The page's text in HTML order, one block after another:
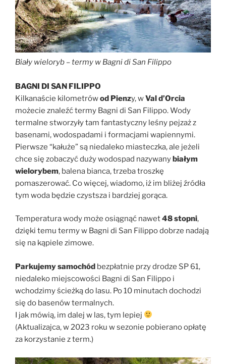
Biały wieloryb – termy w Bagni di San Filippo
BAGNI DI SAN FILIPPO
Kilkanaście kilometrówod Pienzy, wVal d’Orcia
możecie znaleźć termy Bagni di San Filippo. Wody
termalne stworzyły tam fantastyczny leśny pejzaż z
basenami, wodospadami i formacjami wapiennymi.
Pierwsze “kałuże” są niedaleko miasteczka, ale jeżeli
chce się zobaczyć duży wodospad nazywanybiałym
wielorybem, balena bianca, trzeba troszkę
pomaszerować. Co więcej, wiadomo, iż im bliżej źródła
tym woda będzie czystsza i bardziej gorąca.
Temperatura wody może osiągnąć nawet48 stopni,
dzięki temu termy w Bagni di San Filippo dobrze nadają
się na kąpiele zimowe.
Parkujemy samochód bezpłatnie przy drodze SP 61,
niedaleko miejscowości Bagni di San Filippo i
wchodzimy ścieżką do lasu. Po 10 minutach dochodzi
się do basenów termalnych.
I jak mówią, im dalej w las, tym lepiej
(Aktualizajca, w 2023 roku w sezonie pobierano opłatę
za korzystanie z term.)